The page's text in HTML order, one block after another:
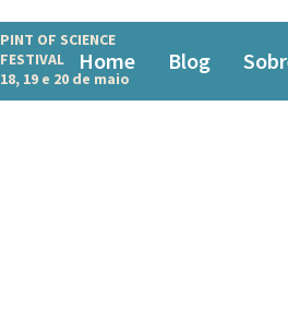
PINT OF SCIENCE
FESTIVAL
18, 19 e 20 de maio
Home Blog